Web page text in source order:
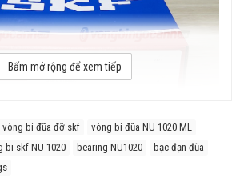
ML có cấu tạo vòng cách bằng Đồng Thau
Bấm mở rộng để xem tiếp
vòng bi đũa đỡ skf
vòng bi đũa NU 1020 ML
bi skf NU 1020 bearing NU1020
bạc đạn đũa